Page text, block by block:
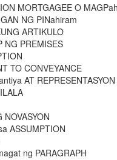
MORTGAGEE O
NG PINahiram
ARTIKULO
NG PREMISES
TO CONVEYANCE
AT REPRESENTASYON
NOVASYON
ASSUMPTION
ng PARAGRAPH